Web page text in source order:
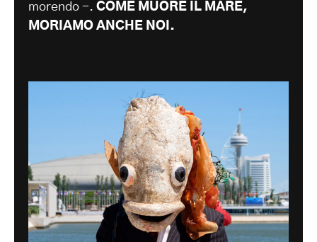
morendo -. COME MUORE IL MARE,
MORIAMO ANCHE NOI.